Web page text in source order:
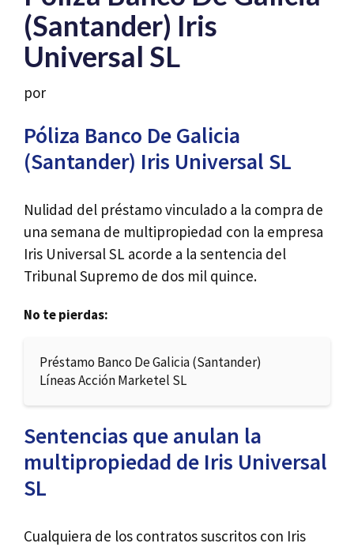
(Santander) Iris
Universal SL
por
Póliza Banco De Galicia
(Santander) Iris Universal SL
Nulidad del préstamo vinculado a la compra de
una semana de multipropiedad con la empresa
Iris Universal SL acorde a la sentencia del
Tribunal Supremo de dos mil quince.
No te pierdas:
Préstamo Banco De Galicia (Santander)
Líneas Acción Marketel SL
Sentencias que anulan la
multipropiedad de Iris Universal
SL
Cualquiera de los contratos suscritos con Iris